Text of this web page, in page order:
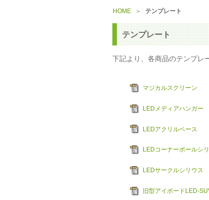
HOME ＞ テンプレート
テンプレート
下記より、各商品のテンプレ
マジカルスクリーン
LEDメディアハンガー
LEDアクリルベース
LEDコーナーポールシ
LEDサークルシリウス
旧型アイボードLED-